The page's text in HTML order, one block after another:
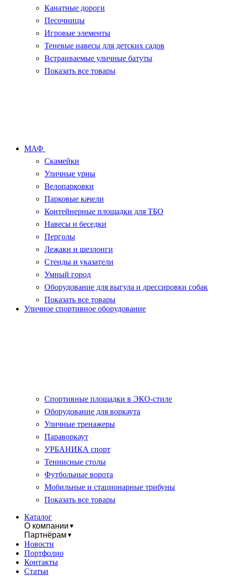
Канатные дороги
Песочницы
Игровые элементы
Теневые навесы для детских садов
Встраиваемые уличные батуты
Показать все товары
МАФ
Скамейки
Уличные урны
Велопарковки
Парковые качели
Контейнерные площадки для ТБО
Навесы и беседки
Перголы
Лежаки и шезлонги
Стенды и указатели
Умный город
Оборудование для выгула и дрессировки собак
Показать все товары
Уличное спортивное оборудование
Спортивные площадки в ЭКО-стиле
Оборудование для воркаута
Уличные тренажеры
Параворкаут
УРБАНИКА спорт
Теннисные столы
Футбольные ворота
Мобильные и стационарные трибуны
Показать все товары
Каталог
О компании ▼
Партнёрам ▼
Новости
Портфолио
Контакты
Статьи